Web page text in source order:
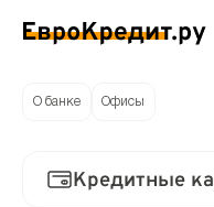
О банке Офисы
Кредитные